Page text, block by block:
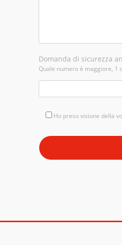
Domanda di sicurezza
Quale numero è maggiore, 1
Ho preso visione della